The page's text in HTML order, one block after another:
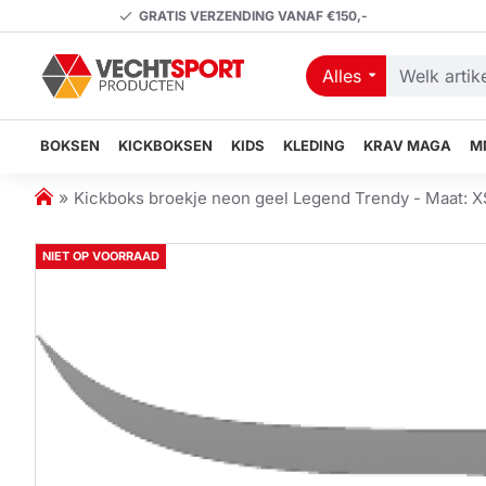
GRATIS VERZENDING VANAF €150,-
Alles
Welk
zoekt
BOKSEN KICKBOKSEN KIDS KLEDING KRAV MAGA
h
m
e
Kickboks broekje neon geel Legend Trendy - Maat:
NIET OP VOORRAAD